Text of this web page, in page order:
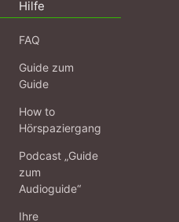
Hilfe
FAQ
Guide zum
Guide
How to
Hörspaziergang
Podcast „Guide
zum
Audioguide“
Ihre